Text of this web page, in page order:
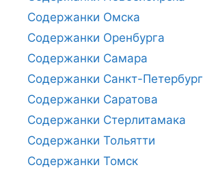
Содержанки Омска
Содержанки Оренбурга
Содержанки Самара
Содержанки Санкт-Петербург
Содержанки Саратова
Содержанки Стерлитамака
Содержанки Тольятти
Содержанки Томск